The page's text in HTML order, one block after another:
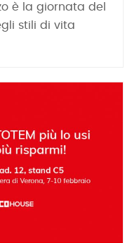
è la giornata del
stili di vita